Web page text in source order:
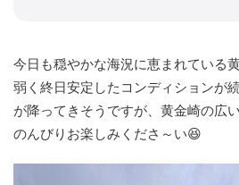
今日も穏やかな海況に恵まれている
弱く終日安定したコンディションが
が降ってきそうですが、黄金崎の広
のんびりお楽しみくださ～い😆